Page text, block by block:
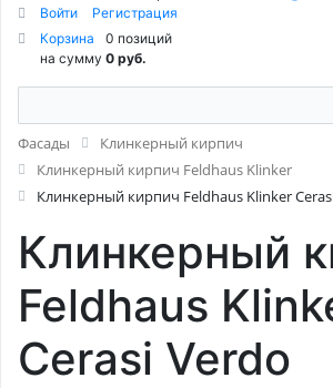
Войти
Регистрация
Корзина
0 позиций
на сумму 0 руб.
Фасады
Клинкерный кирпич
Клинкерный кирпич Feldhaus Klinker
Клинкерный кирпич Feldhaus Klinker
Клинкерный
Feldhaus
Cerasi Verdo